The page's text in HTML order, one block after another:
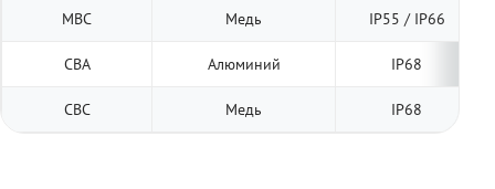
МВС Медь IP55 / IP66
СВА Алюминий IP68
СВС Медь IP68